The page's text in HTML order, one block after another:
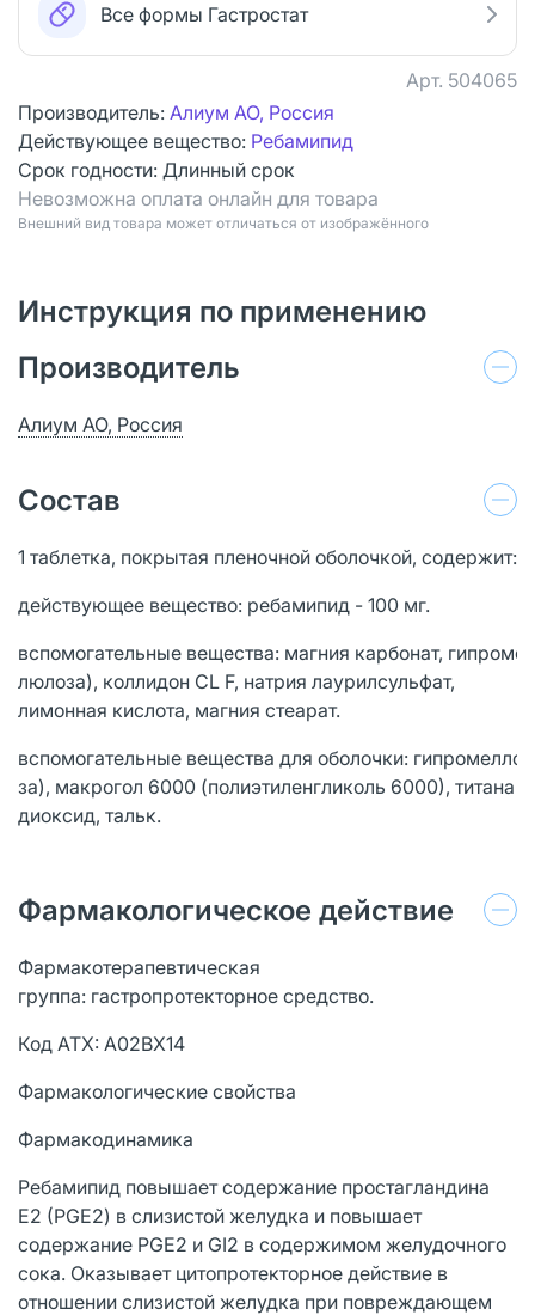
Все формы Гастростат
Арт. 504065
Производитель: Алиум АО, Россия
Действующее вещество: Ребамипид
Срок годности: Длинный срок
Невозможна оплата онлайн для товара
Bнешний вид товара может отличаться от изображённого
Инструкция по применению
Производитель
Алиум АО, Россия
Состав
1 таблетка, покрытая пленочной оболочкой, содержит:
действующее вещество: ребамипид - 100 мг.
вспомогательные вещества: магния карбонат,
люлоза), коллидон СL F, натрия лаурилсульфат,
лимонная кислота, магния стеарат.
вспомогательные вещества для оболочки:
за), макрогол 6000 (полиэтиленгликоль 6000), титана
диоксид, тальк.
Фармакологическое действие
Фармакотерапевтическая
группа: гастропротекторное средство.
Код АТХ: А02ВХ14
Фармакологические свойства
Фармакодинамика
Ребамипид повышает содержание простагландина
Е2 (РGE2) в слизистой желудка и повышает
содержание РGE2 и GI2 в содержимом желудочного
сока. Оказывает цитопротекторное действие в
отношении слизистой желудка при повреждающем